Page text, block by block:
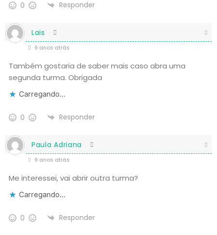
0 Responder
Lais
9 anos atrás
Também gostaria de saber mais caso abra uma
segunda turma. Obrigada
Carregando...
0 Responder
Paula Adriana
9 anos atrás
Me interessei, vai abrir outra turma?
Carregando...
0 Responder